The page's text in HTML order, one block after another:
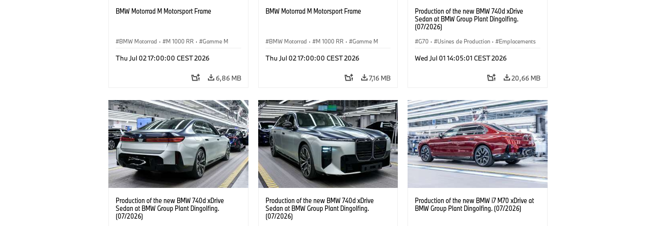
BMW Motorrad M Motorsport Frame
BMW Motorrad · M 1000 RR · Gamme M
Thu Jul 02 17:00:00 CEST 2026
6,86 MB
BMW Motorrad M Motorsport Frame
BMW Motorrad · M 1000 RR · Gamme M
Thu Jul 02 17:00:00 CEST 2026
7,16 MB
Production of the new BMW 740d xDrive
Sedan at BMW Group Plant Dingolfing.
(07/2026)
G70 · Usines de Production ·
Emplacements
Wed Jul 01 14:05:01 CEST 2026
20,66 MB
Production of the new BMW 740d xDrive
Sedan at BMW Group Plant Dingolfing.
(07/2026)
Production of the new BMW 740d xDrive
Sedan at BMW Group Plant Dingolfing.
(07/2026)
Production of the new BMW i7 M70 xDrive at
BMW Group Plant Dingolfing. (07/2026)